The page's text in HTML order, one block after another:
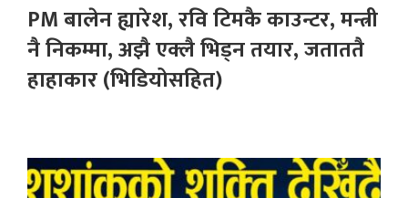
PM बालेन ह्यारेश, रवि टिमकै काउन्टर, मन्त्री
नै निकम्मा, अझै एक्लै भिड्न तयार, जताततै
हाहाकार (भिडियोसहित)